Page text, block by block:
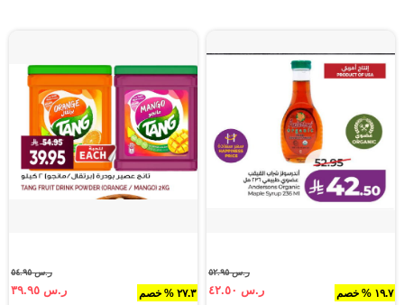
١٩.٧ % خصم
ر.س ٥٢.٩٥
ر.س ٤٢.٥٠ ٢٧.٣ % خصم
ر.س ٥٤.٩٥
ر.س ٣٩.٩٥